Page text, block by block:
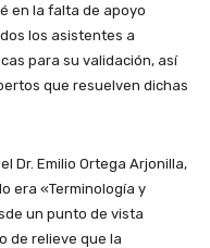
en la falta de apoyo
los asistentes a
para su validación, así
que resuelven dichas
Dr. Emilio Ortega Arjonilla,
era «Terminología y
un punto de vista
de relieve que la